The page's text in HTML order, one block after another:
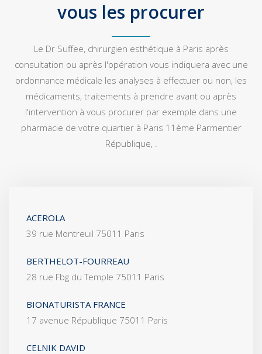
vous les procurer
Le Dr Suffee, chirurgien esthétique à Paris après
consultation ou après l'opération vous indiquera avec une
ordonnance médicale les analyses à effectuer ou non, les
médicaments, traitements à prendre avant ou après
l'intervention à vous procurer par exemple dans une
pharmacie de votre quartier à Paris 11ème Parmentier
République, .
ACEROLA
39 rue Montreuil 75011 Paris
BERTHELOT-FOURREAU
28 rue Fbg du Temple 75011 Paris
BIONATURISTA FRANCE
17 avenue République 75011 Paris
CELNIK DAVID